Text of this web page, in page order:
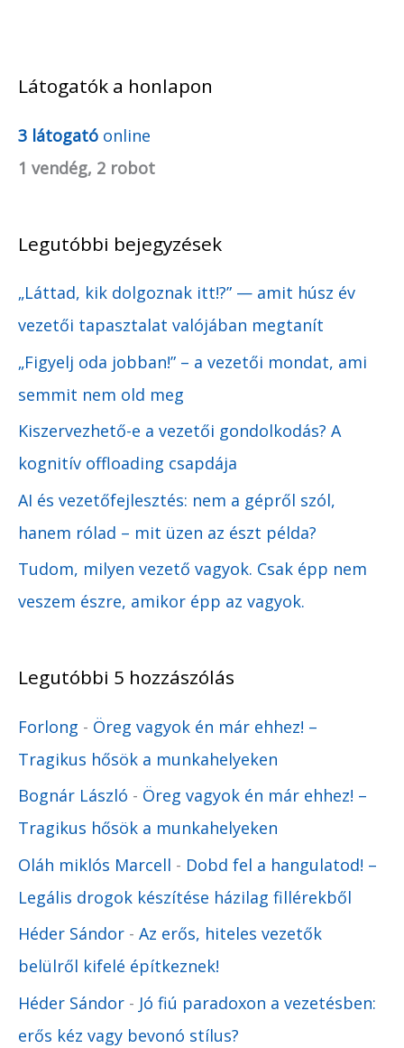
Látogatók a honlapon
3 látogató online
1 vendég, 2 robot
Legutóbbi bejegyzések
„Láttad, kik dolgoznak itt!?” — amit húsz év
vezetői tapasztalat valójában megtanít
„Figyelj oda jobban!” – a vezetői mondat, ami
semmit nem old meg
Kiszervezhető-e a vezetői gondolkodás? A
kognitív offloading csapdája
AI és vezetőfejlesztés: nem a gépről szól,
hanem rólad – mit üzen az észt példa?
Tudom, milyen vezető vagyok. Csak épp nem
veszem észre, amikor épp az vagyok.
Legutóbbi 5 hozzászólás
Forlong - Öreg vagyok én már ehhez! –
Tragikus hősök a munkahelyeken
Bognár László - Öreg vagyok én már ehhez! –
Tragikus hősök a munkahelyeken
Oláh miklós Marcell - Dobd fel a hangulatod! –
Legális drogok készítése házilag fillérekből
Héder Sándor - Az erős, hiteles vezetők
belülről kifelé építkeznek!
Héder Sándor - Jó fiú paradoxon a vezetésben:
erős kéz vagy bevonó stílus?
A
v
u